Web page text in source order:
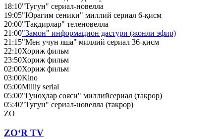
18:10"Тугун" сериал-новелла
19:05"Юрагим сеники" миллий сериал 6-қисм
20:00"Тақдирлар" теленовелла
21:00"Замон" информацион дастури (жонли эфир)
21:15"Мен учун яша" миллий сериал 36-қисм
22:10Хориж фильм
23:50Хориж фильм
02:00Хориж фильм
03:00Kino
05:00Milliy serial
05:00"Гуноҳлар сояси" миллийсериал (такрор)
05:40"Тугун" сериал-новелла (такрор)
ZO
ZO‘R TV